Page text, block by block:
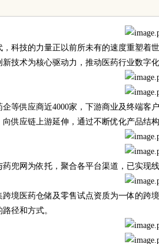
技的力量正以前所未有的速度重塑着
技术为核心驱动力，推动医药行业数字
供应商近4000家，下游商业及终端客
供应链上游延伸，通过不断优化产品结
网为依托，聚合各平台渠道，已实现
医药仓储及零售试点资质为一体的跨
径和方式。
发体系全解析